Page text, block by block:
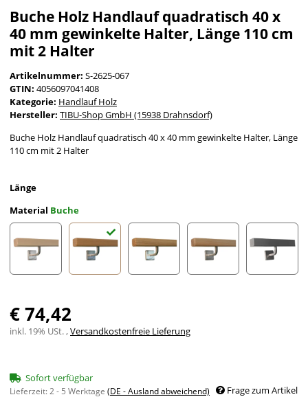
Buche Holz Handlauf quadratisch 40 x
40 mm gewinkelte Halter, Länge 110 cm
mit 2 Halter
Artikelnummer: S-2625-067
GTIN: 4056097041408
Kategorie: Handlauf Holz
Hersteller: TIBU-Shop GmbH (15938 Drahnsdorf)
Buche Holz Handlauf quadratisch 40 x 40 mm gewinkelte Halter, Länge
110 cm mit 2 Halter
Länge
Material Buche
€ 74,42
inkl. 19% USt. ,Versandkostenfreie Lieferung
Sofort verfügbar
Lieferzeit:2 - 5 Werktage (DE - Ausland abweichend) Frage zum Artikel